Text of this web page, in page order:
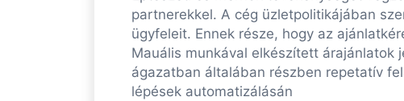
partnerekkel. A cég üzletpolitikájában
ügyfeleit. Ennek része, hogy az
Mauális munkával elkészített árajánlatok
ágazatban általában részben repetatív
lépések automatizálásán